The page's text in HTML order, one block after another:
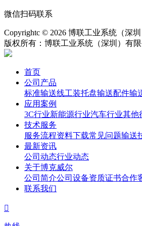
微信扫码联系
Copyrightc © 2026 博联工业系统（深
版权所有：博联工业系统（深圳）有限
首页
公司产品
标准输送线工装托盘输送配件输
应用案例
3C行业新能源行业汽车行业其他
技术服务
服务流程资料下载常见问题输送
最新资讯
公司动态行业动态
关于博克威尔
公司简介公司设备资质证书合作
联系我们
